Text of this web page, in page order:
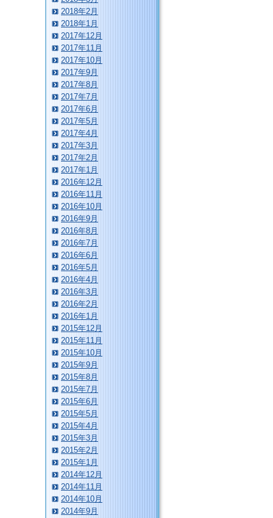
2018年2月
2018年1月
2017年12月
2017年11月
2017年10月
2017年9月
2017年8月
2017年7月
2017年6月
2017年5月
2017年4月
2017年3月
2017年2月
2017年1月
2016年12月
2016年11月
2016年10月
2016年9月
2016年8月
2016年7月
2016年6月
2016年5月
2016年4月
2016年3月
2016年2月
2016年1月
2015年12月
2015年11月
2015年10月
2015年9月
2015年8月
2015年7月
2015年6月
2015年5月
2015年4月
2015年3月
2015年2月
2015年1月
2014年12月
2014年11月
2014年10月
2014年9月